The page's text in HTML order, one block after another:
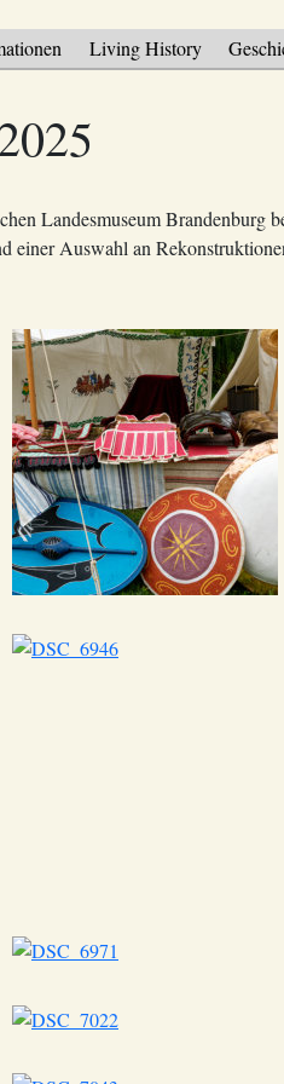
Living History
Landesmuseum Brandenburg
einer Auswahl an